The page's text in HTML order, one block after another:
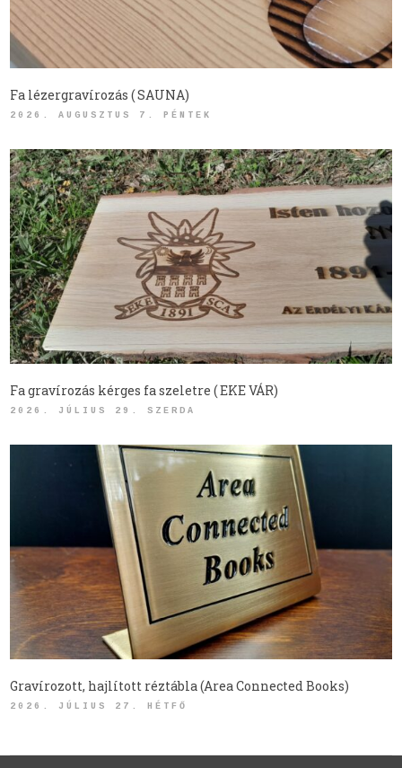
Fa lézergravírozás ( SAUNA)
2026. AUGUSZTUS 7. PÉNTEK
Fa gravírozás kérges fa szeletre ( EKE VÁR)
2026. JÚLIUS 29. SZERDA
Gravírozott, hajlított réztábla (Area Connected Books)
2026. JÚLIUS 27. HÉTFŐ